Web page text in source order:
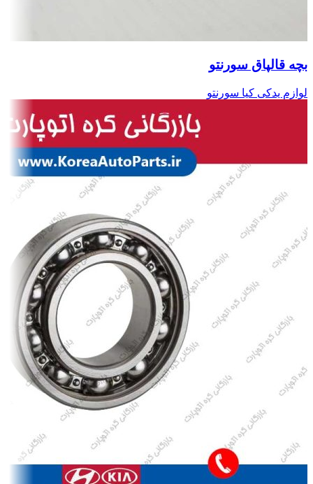
بچه قالپاق سورنتو
لوازم یدکی کیا سورنتو